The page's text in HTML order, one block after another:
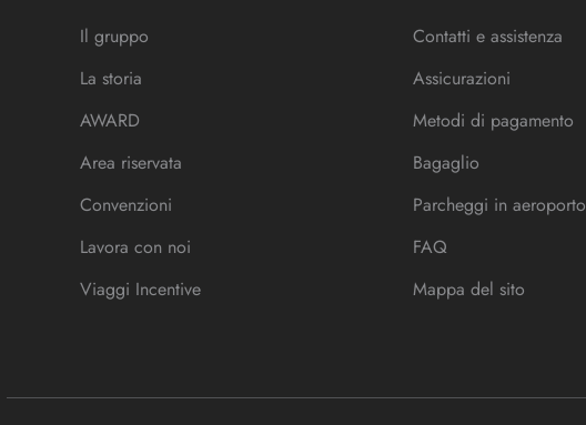
Il gruppo
La storia
AWARD
Area riservata
Convenzioni
Lavora con noi
Viaggi Incentive
Contatti e assistenza
Assicurazioni
Metodi di pagamento
Bagaglio
Parcheggi in aeroporto
FAQ
Mappa del sito